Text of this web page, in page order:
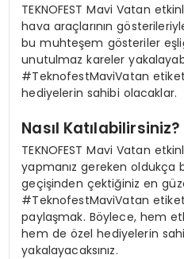
TEKNOFEST Mavi Vatan
hava araçlarının
bu muhteşem gösteriler
unutulmaz kareler
#TeknofestMaviVatan
hediyelerin sahibi olacaklar.
Nasıl Katılabilirsiniz?
TEKNOFEST Mavi Vatan
yapmanız gereken oldukça
geçişinden çektiğiniz en
#TeknofestMaviVatan
paylaşmak. Böylece, hem
hem de özel hediyelerin
yakalayacaksınız.